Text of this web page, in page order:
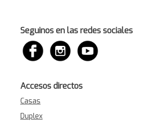
Seguinos en las redes sociales
Accesos directos
Casas
Duplex